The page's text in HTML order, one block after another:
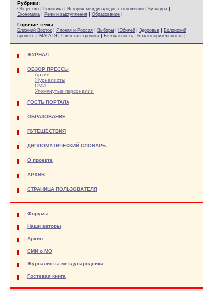
Рубрики:
Общество | Политика | История международных отношений | Культура |
Экономика | Речи и выступления | Образование |
Горячие темы:
Ближний Восток | Япония и Россия | Выборы | Юбилей | Здоровье | Болонский
процесс | МАГАТЭ | Светская хроника | Безопасность | Благотворительность |
ЖУРНАЛ
ОБЗОР ПРЕССЫ
Архив
Журналисты
СМИ
Упомянутые персоналии
ГОСТЬ ПОРТАЛА
ОБРАЗОВАНИЕ
ПУТЕШЕСТВИЯ
ДИПЛОМАТИЧЕСКИЙ СЛОВАРЬ
О проекте
АРХИВ
СТРАНИЦА ПОЛЬЗОВАТЕЛЯ
Форумы
Наши авторы
Архив
СМИ о МО
Журналисты-международники
Гостевая книга